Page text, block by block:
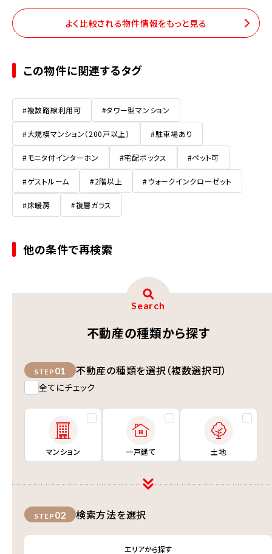
よく比較される物件情報をもっと見る
この物件に関連するタグ
#複数路線利用可 #タワー型マンション
#大規模マンション（200戸以上） #駐車場あり
#モニタ付インターホン #宅配ボックス #ペット可
#ゲストルーム #2階以上 #ウォークインクローゼット
#床暖房 #複層ガラス
他の条件で再検索
Search
不動産の種類から探す
STEP 01 不動産の種類を選択（複数選択可）
全てにチェック
マンション 一戸建て 土地
STEP 02 検索方法を選択
エリアから探す